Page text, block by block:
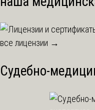
все лицензии →
Судебно-